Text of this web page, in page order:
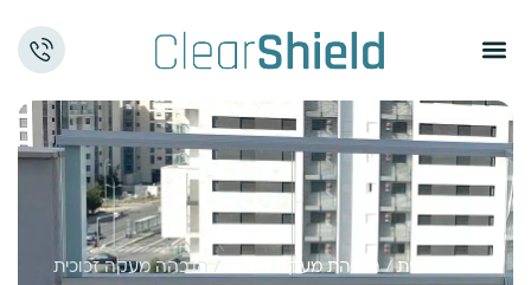
עמוד הבית/הגבהת מעקה זכוכית / הגבהה מעקה זכוכית